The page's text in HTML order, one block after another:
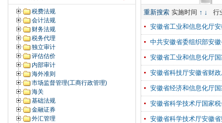
税费法规
会计法规
财务法规
税务代理
独立审计
评估估价
内部审计
海外准则
市场监督管理(工商行政管理)
海关
基础法规
金融证券
外汇管理
重新搜索 实施时间 ↑ ↓
行
安徽省工业和信息化厅
中共安徽省委组织部安
安徽省工业和信息化厅
安徽省科技厅安徽省财
安徽省经济和信息化厅
安徽省科学技术厅国家
安徽省科学技术厅安徽